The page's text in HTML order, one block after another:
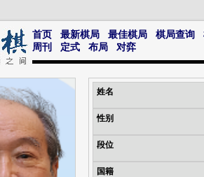
首页 最新棋局 最佳棋局 棋局查询
周刊
定式 布局 对弈
姓名
性别
段位
国籍